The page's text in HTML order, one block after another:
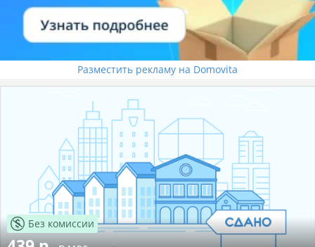
Разместить рекламу на Domovita
Без комиссии